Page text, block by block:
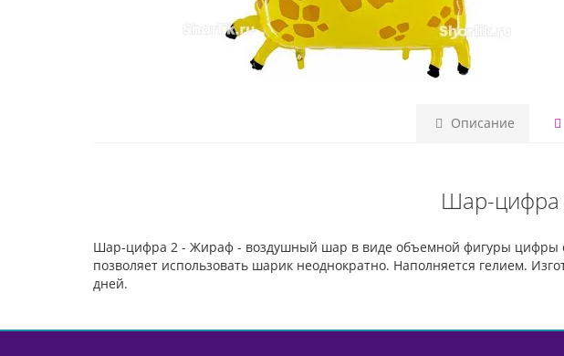
Описание
Шар-цифра
Шар-цифра 2 - Жираф - воздушный шар в виде объемной фигуры цифры
позволяет использовать шарик неоднократно. Наполняется гелием.
дней.